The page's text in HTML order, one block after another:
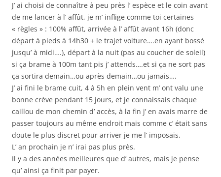
J’ ai choisi de connaître à peu près l’ espèce et le coin avant
de me lancer à l’ affût, je m’ inflige comme toi certaines
« règles » : 100% affût, arrivée à l’ affût avant 16h (donc
départ à pieds à 14h30 + le trajet voiture….en ayant bossé
jusqu’ à midi….), départ à la nuit (pas au coucher de soleil)
si ça brame à 100m tant pis j’ attends….et si ça ne sort pas
ça sortira demain…ou après demain…ou jamais….
J’ ai fini le brame cuit, 4 à 5h en plein vent m’ ont valu une
bonne crève pendant 15 jours, et je connaissais chaque
caillou de mon chemin d’ accès, à la fin j’ en avais marre de
passer toujours au même endroit mais comme c’ était sans
doute le plus discret pour arriver je me l’ imposais.
L’ an prochain je n’ irai pas plus près.
Il y a des années meilleures que d’ autres, mais je pense
qu’ ainsi ça finit par payer.